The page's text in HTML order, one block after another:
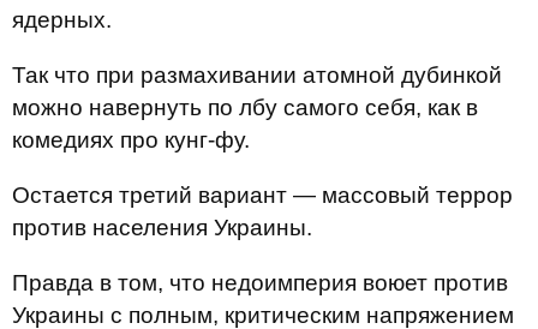
ядерных.
Так что при размахивании атомной дубинкой
можно навернуть по лбу самого себя, как в
комедиях про кунг-фу.
Остается третий вариант — массовый террор
против населения Украины.
Правда в том, что недоимперия воюет против
Украины с полным, критическим напряжением